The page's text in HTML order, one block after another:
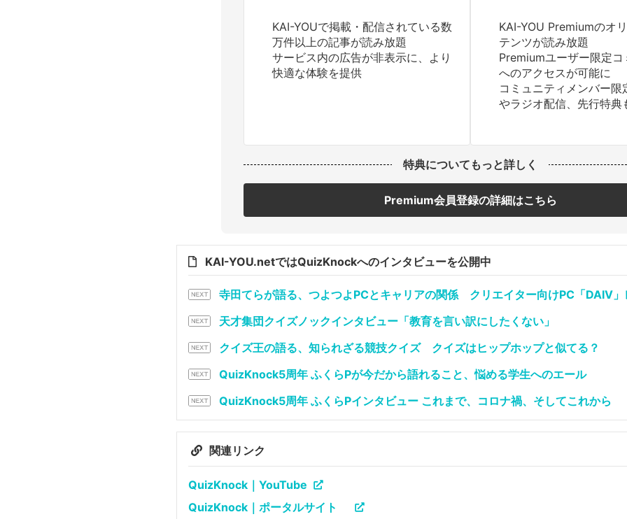
KAI-YOUで掲載・配信されている数
万件以上の記事が読み放題
サービス内の広告が非表示に、より
快適な体験を提供
KAI-YOU Premiumのオ
テンツが読み放題
Premiumユーザー限定コ
へのアクセスが可能に
コミュニティメンバー限
やラジオ配信、先行特典
特典についてもっと詳しく
Premium会員登録の詳細はこちら
KAI-YOU.netではQuizKnockへのインタビューを公開中
寺田てらが語る、つよつよPCとキャリアの関係 クリエイター向けPC「DAIV」
天才集団クイズノックインタビュー「教育を言い訳にしたくない」
クイズ王の語る、知られざる競技クイズ クイズはヒップホップと似てる？
QuizKnock5周年 ふくらPが今だから語れること、悩める学生へのエール
QuizKnock5周年 ふくらPインタビュー これまで、コロナ禍、そしてこれから
関連リンク
QuizKnock｜YouTube
QuizKnock｜ポータルサイト